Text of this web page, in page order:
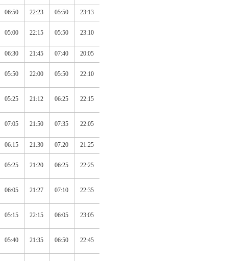
06:50 22:23 05:50 23:13
05:00 22:15 05:50 23:10
06:30 21:45 07:40 20:05
05:50 22:00 05:50 22:10
05:25 21:12 06:25 22:15
07:05 21:50 07:35 22:05
06:15 21:30 07:20 21:25
05:25 21:20 06:25 22:25
06:05 21:27 07:10 22:35
05:15 22:15 06:05 23:05
05:40 21:35 06:50 22:45